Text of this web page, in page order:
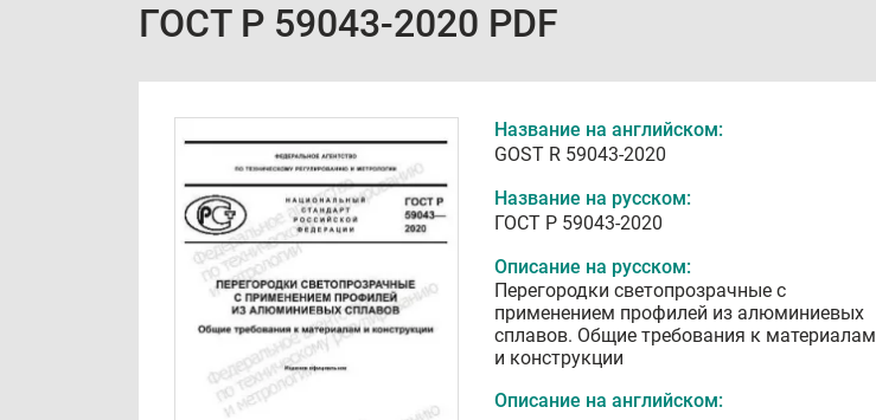
ГОСТ Р 59043-2020 PDF
Название на английском:
GOST R 59043-2020
Название на русском:
ГОСТ Р 59043-2020
Описание на русском:
Перегородки светопрозрачные с
применением профилей из алюминиевых
сплавов. Общие требования к материалам
и конструкции
Описание на английском: